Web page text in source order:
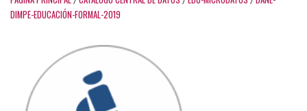
DIMPE-EDUCACIÓN-FORMAL-2019